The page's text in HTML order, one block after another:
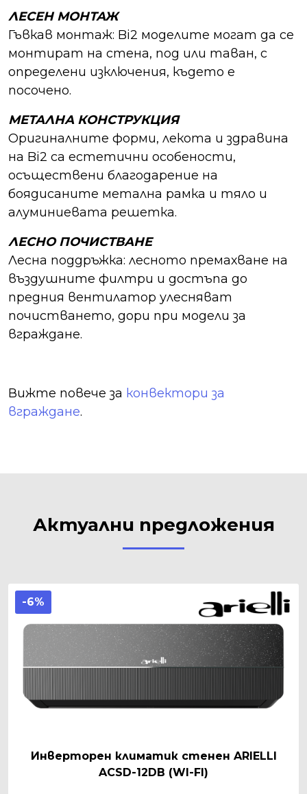
ЛЕСЕН МОНТАЖ
Гъвкав монтаж: Bi2 моделите могат да се
монтират на стена, под или таван, с
определени изключения, където е
посочено.
МЕТАЛНА КОНСТРУКЦИЯ
Оригиналните форми, лекота и здравина
на Bi2 са естетични особености,
осъществени благодарение на
боядисаните метална рамка и тяло и
алуминиевата решетка.
ЛЕСНО ПОЧИСТВАНЕ
Лесна поддръжка: лесното премахване на
въздушните филтри и достъпа до
предния вентилатор улесняват
почистването, дори при модели за
вграждане.
Вижте повече за конвектори за
вграждане.
Актуални предложения
-6%
Инверторен климатик стенен ARIELLI
ACSD-12DB (WI-FI)